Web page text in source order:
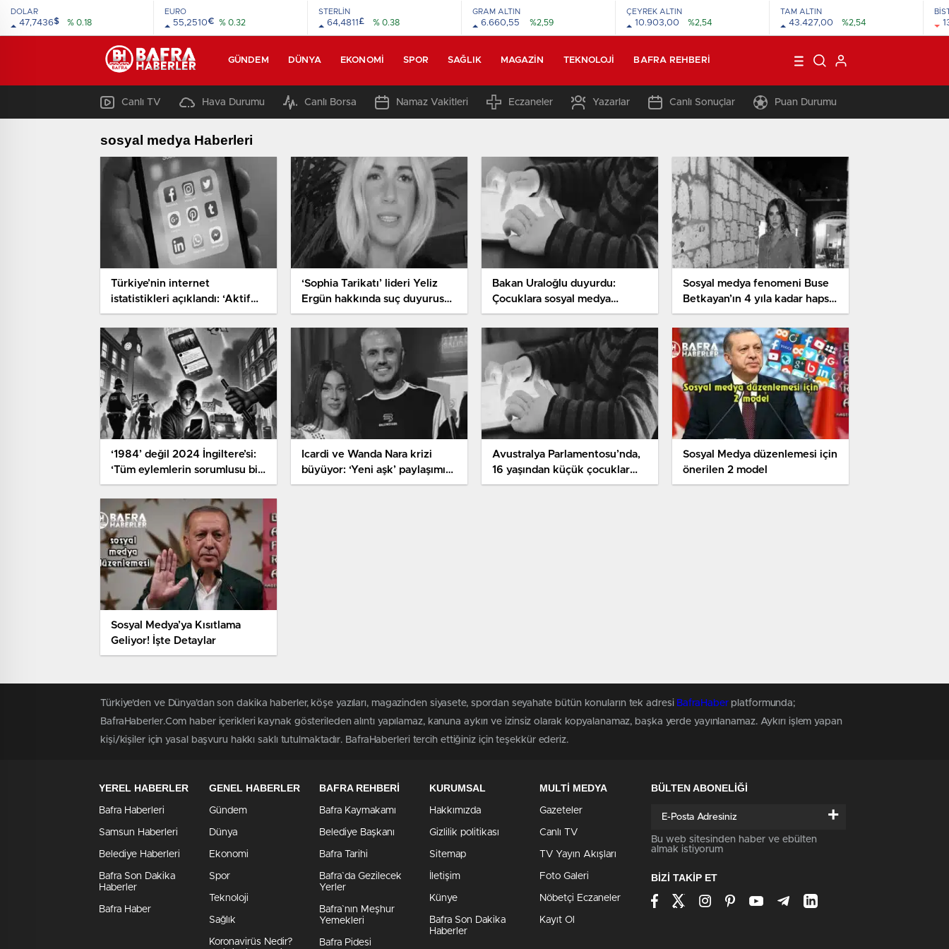
DOLAR
47,7436$ % 0.18
EURO
55,2510€ % 0.32
STERLİN
64,4811 £ % 0.38
GRAM ALTIN
6.660,55 %2,59
ÇEYREK ALTIN
10.903,00 %2,54
TAM ALTIN
43.427,00 %2,54
GÜNDEM DÜNYA EKONOMI SPOR SAĞLIK MAGAZIN TEKNOLOJI BAFRA REHBERI
Canlı TV Hava Durumu Canlı Borsa Namaz Vakitleri Eczaneler Yazarlar Canlı Sonuçlar Puan Durumu
sosyal medya Haberleri
Türkiye’nin internet
istatistikleri açıklandı: ‘Aktif
303 milyon sosyal medya
hesabı kullanılıyor’
‘Sophia Tarikatı’ lideri Yeliz
Ergün hakkında suç duyurusu:
Soruşturma başlatıldı
Bakan Uraloğlu duyurdu:
Çocuklara sosyal medya
kısıtlaması geliyor
Sosyal medya fenomeni Buse
Betkayan’ın 4 yıla kadar hapsi
istendi: Eski sevgilisine
hakaret ve tehditten
yargılanacak
‘1984’ değil 2024 İngiltere’si:
‘Tüm eylemlerin sorumlusu bir
sosyal medya gönderisi oldu’
Icardi ve Wanda Nara krizi
büyüyor: ‘Yeni aşk’ paylaşımı
sonrası küplere bindi, sürekli
Avustralya Parlamentosu’nda,
16 yaşından küçük çocuklar
için sosyal medya yasağı
Sosyal Medya düzenlemesi için
önerilen 2 model
Sosyal Medya’ya Kısıtlama
Geliyor! İşte Detaylar
Türkiye'den ve Dünya’dan son dakika haberler, köşe yazıları, magazinden siyasete, spordan seyahate bütün konuların tek adresi BafraHaberplatformunda;
BafraHaberler.Com haber içerikleri kaynak gösterileden alıntı yapılamaz, kanuna aykırı ve izinsiz olarak kopyalanamaz, başka yerde yayınlanamaz. Aykırı işlem yapan
kişi/kişiler için yasal başvuru hakkı saklı tutulmaktadır. BafraHaberleri tercih ettiğiniz için teşekkür ederiz.
YEREL HABERLER
Bafra Haberleri
Samsun Haberleri
Belediye Haberleri
Bafra Son Dakika
Haberler
Bafra Haber
GENEL HABERLER
Gündem
Dünya
Ekonomi
Spor
Teknoloji
Sağlık
Koronavirüs Nedir?
BAFRA REHBERİ
Bafra Kaymakamı
Belediye Başkanı
Bafra Tarihi
Bafra`da Gezilecek
Yerler
Bafra`nın Meşhur
Yemekleri
Bafra Pidesi
KURUMSAL
Hakkımızda
Gizlilik politikası
Sitemap
İletişim
Künye
Bafra Son Dakika
Haberler
MULTİ MEDYA
Gazeteler
Canlı TV
TV Yayın Akışları
Foto Galeri
Nöbetçi Eczaneler
Kayıt Ol
BÜLTEN ABONELİĞİ
+
Bu web sitesinden haber ve ebülten
almak istiyorum
BİZİ TAKİP ET